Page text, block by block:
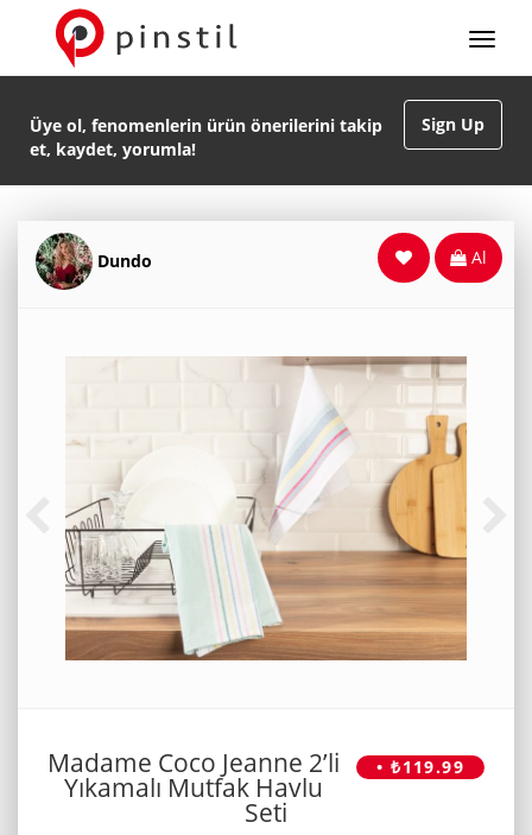
Sign Up
Üye ol, fenomenlerin ürün önerilerini takip
et, kaydet, yorumla!
Dundo Al
• ₺119.99
Madame Coco Jeanne 2’li
Yıkamalı Mutfak Havlu
Seti